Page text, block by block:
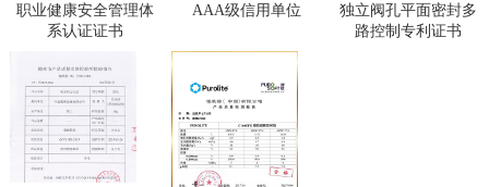
职业健康安全管理体
系认证证书
AAA级信用单位
独立阀孔平面密封多
路控制专利证书